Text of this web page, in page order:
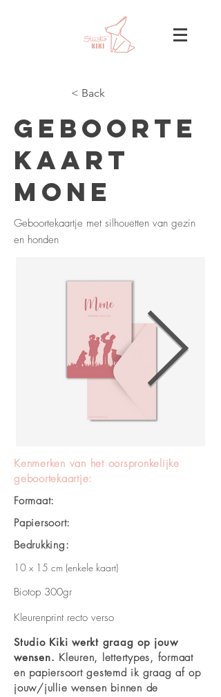
< Back
Geboorte
kaart
Mone
Geboortekaartje met silhouetten van gezin
en honden
Kenmerken van het oorspronkelijke
geboortekaartje:
Formaat:
Papiersoort:
Bedrukking:
10 x 15 cm (enkele kaart)
Biotop 300gr
Kleurenprint recto verso
Studio Kiki werkt graag op jouw
wensen. Kleuren, lettertypes, formaat
en papiersoort gestemd ik graag af op
jouw/jullie wensen binnen de